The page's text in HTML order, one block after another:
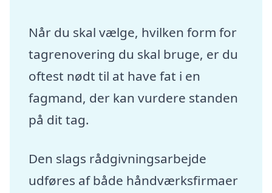
Når du skal vælge, hvilken form for
tagrenovering du skal bruge, er du
oftest nødt til at have fat i en
fagmand, der kan vurdere standen
på dit tag.
Den slags rådgivningsarbejde
udføres af både håndværksfirmaer